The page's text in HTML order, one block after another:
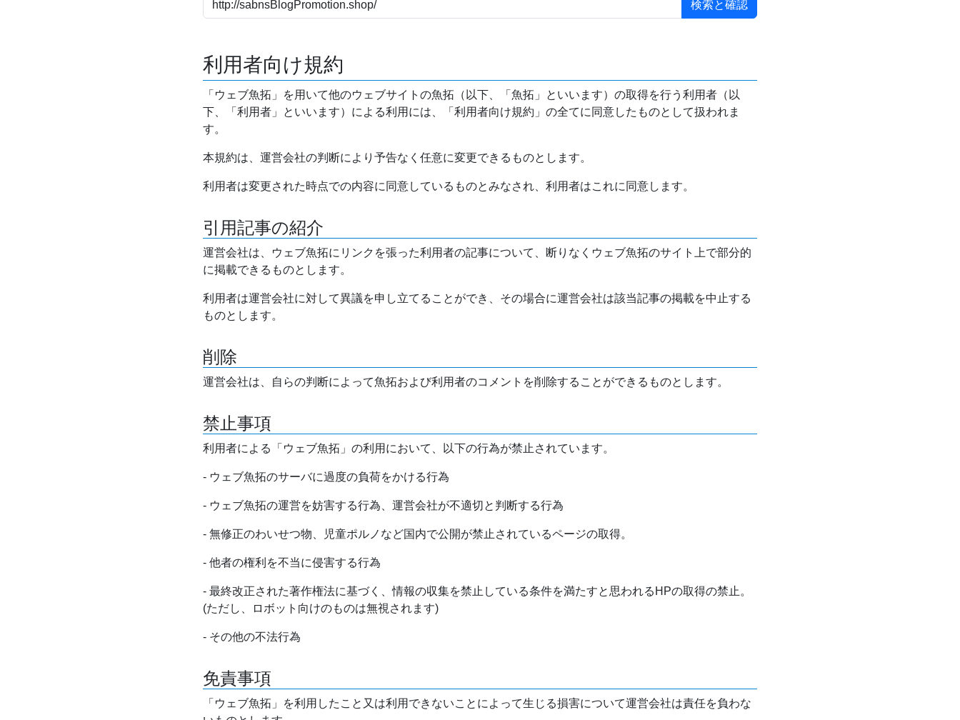
利用者向け規約
「ウェブ魚拓」を用いて他のウェブサイトの魚拓（以下、「魚拓」といいます）の取得を行う利用者（以
下、「利用者」といいます）による利用には、「利用者向け規約」の全てに同意したものとして扱われま
す。
本規約は、運営会社の判断により予告なく任意に変更できるものとします。
利用者は変更された時点での内容に同意しているものとみなされ、利用者はこれに同意します。
引用記事の紹介
運営会社は、ウェブ魚拓にリンクを張った利用者の記事について、断りなくウェブ魚拓のサイト上で部分的
に掲載できるものとします。
利用者は運営会社に対して異議を申し立てることができ、その場合に運営会社は該当記事の掲載を中止する
ものとします。
削除
運営会社は、自らの判断によって魚拓および利用者のコメントを削除することができるものとします。
禁止事項
利用者による「ウェブ魚拓」の利用において、以下の行為が禁止されています。
- ウェブ魚拓のサーバに過度の負荷をかける行為
- ウェブ魚拓の運営を妨害する行為、運営会社が不適切と判断する行為
- 無修正のわいせつ物、児童ポルノなど国内で公開が禁止されているページの取得。
- 他者の権利を不当に侵害する行為
- 最終改正された著作権法に基づく、情報の収集を禁止している条件を満たすと思われるHPの取得の禁止。
(ただし、ロボット向けのものは無視されます)
- その他の不法行為
免責事項
「ウェブ魚拓」を利用したこと又は利用できないことによって生じる損害について運営会社は責任を負わな